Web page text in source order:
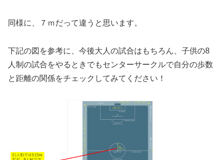
同様に、７ｍだって違うと思います。
下記の図を参考に、今後大人の試合はもちろん、子供の8
人制の試合をやるときでもセンターサークルで自分の歩数
と距離の関係をチェックしてみてください！